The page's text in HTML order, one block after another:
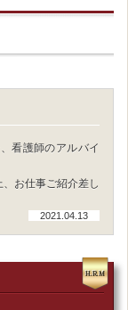
看護師のアルバイ
お仕事ご紹介差し
2021.04.13